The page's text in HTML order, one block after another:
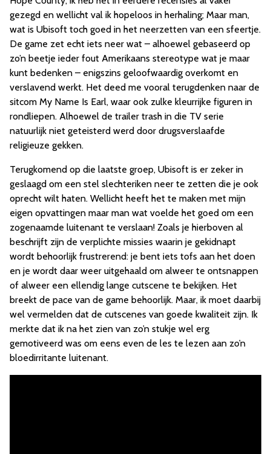
gezegd en wellicht val ik hopeloos in herhaling; Maar man,
wat is Ubisoft toch goed in het neerzetten van een sfeertje.
De game zet echt iets neer wat – alhoewel gebaseerd op
zo’n beetje ieder fout Amerikaans stereotype wat je maar
kunt bedenken – enigszins geloofwaardig overkomt en
verslavend werkt. Het deed me vooral terugdenken naar de
sitcom My Name Is Earl, waar ook zulke kleurrijke figuren in
rondliepen. Alhoewel de trailer trash in die TV serie
natuurlijk niet geteisterd werd door drugsverslaafde
religieuze gekken.
Terugkomend op die laatste groep, Ubisoft is er zeker in
geslaagd om een stel slechteriken neer te zetten die je ook
oprecht wilt haten. Wellicht heeft het te maken met mijn
eigen opvattingen maar man wat voelde het goed om een
zogenaamde luitenant te verslaan! Zoals je hierboven al
beschrijft zijn de verplichte missies waarin je gekidnapt
wordt behoorlijk frustrerend: je bent iets tofs aan het doen
en je wordt daar weer uitgehaald om alweer te ontsnappen
of alweer een ellendig lange cutscene te bekijken. Het
breekt de pace van de game behoorlijk. Maar, ik moet daarbij
wel vermelden dat de cutscenes van goede kwaliteit zijn. Ik
merkte dat ik na het zien van zo’n stukje wel erg
gemotiveerd was om eens even de les te lezen aan zo’n
bloedirritante luitenant.